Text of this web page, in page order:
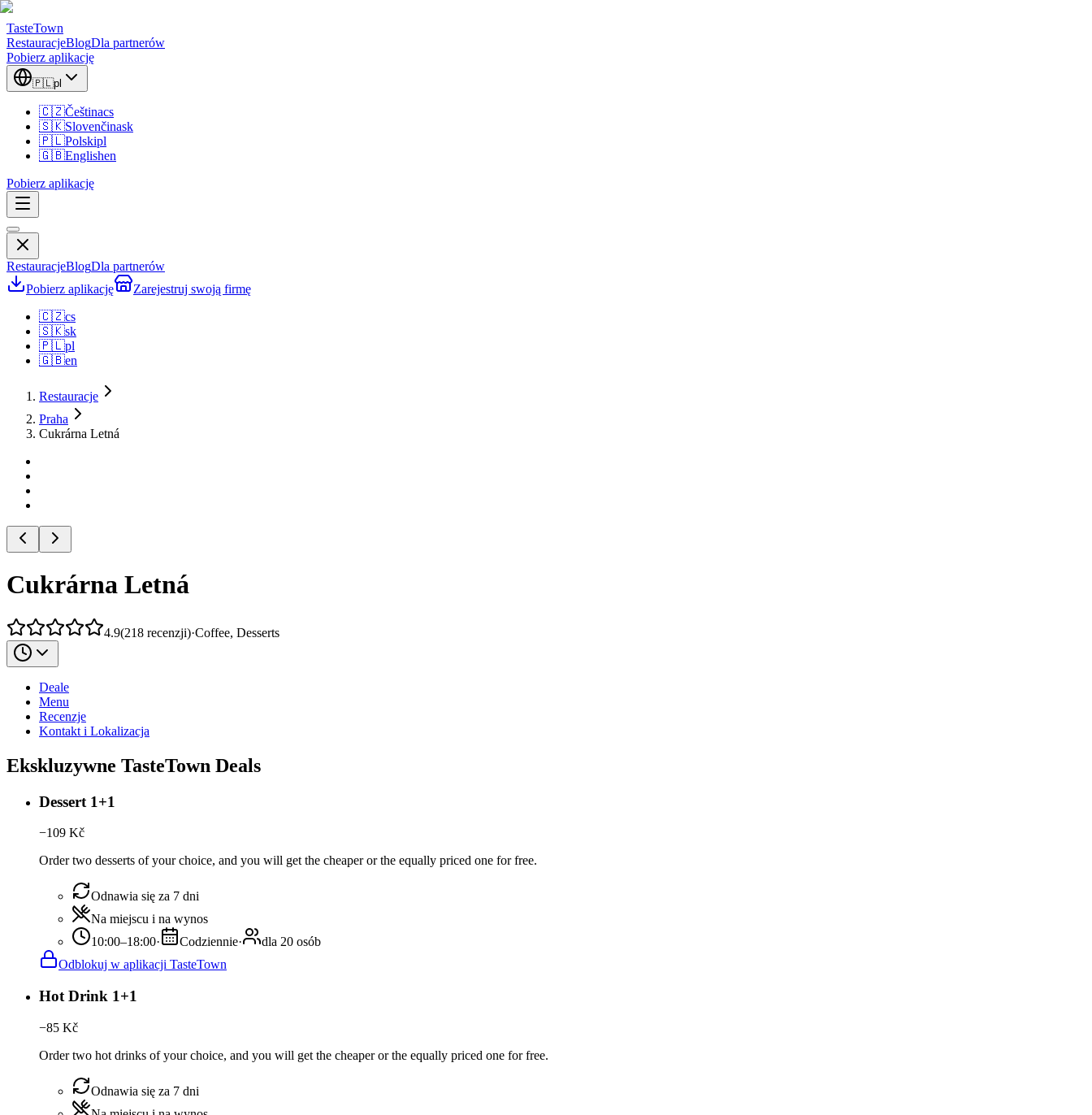
TasteTown
RestauracjeBlogDla partnerów
Pobierz aplikację
🇵🇱pl
🇨🇿Češtinacs
🇸🇰Slovenčinask
🇵🇱Polskipl
🇬🇧Englishen
Pobierz aplikację
RestauracjeBlogDla partnerów
Pobierz aplikację
Zarejestruj swoją firmę
🇨🇿cs
🇸🇰sk
🇵🇱pl
🇬🇧en
Restauracje
Praha
Cukrárna Letná
Cukrárna Letná
4.9(218 recenzji)·Coffee, Desserts
Deale
Menu
Recenzje
Kontakt i Lokalizacja
Ekskluzywne TasteTown Deals
Dessert 1+1
−109 Kč
Order two desserts of your choice, and you will get the cheaper or the equally priced one for free.
Odnawia się za 7 dni
Na miejscu i na wynos
10:00–18:00· Codziennie·
dla 20 osób
Odblokuj w aplikacji TasteTown
Hot Drink 1+1
−85 Kč
Order two hot drinks of your choice, and you will get the cheaper or the equally priced one for free.
Odnawia się za 7 dni